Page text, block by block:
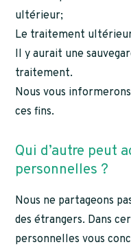
ultérieur;
Le traitement
Il y aurait une
traitement.
Nous vous
ces fins.
Qui d’autre peut
personnelles ?
Nous ne partageons
des étrangers. Dans
personnelles vous